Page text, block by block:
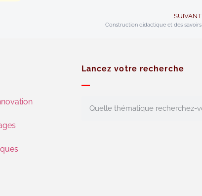
SUIVANT
Construction didactique et des savoirs
Lancez votre recherche